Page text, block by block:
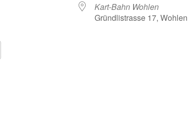
Kart-Bahn Wohlen
Gründlistrasse 17,